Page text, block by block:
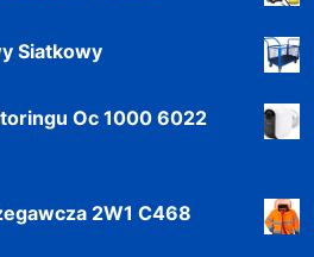
Siatkowy
Oc 1000 6022
2W1 C468